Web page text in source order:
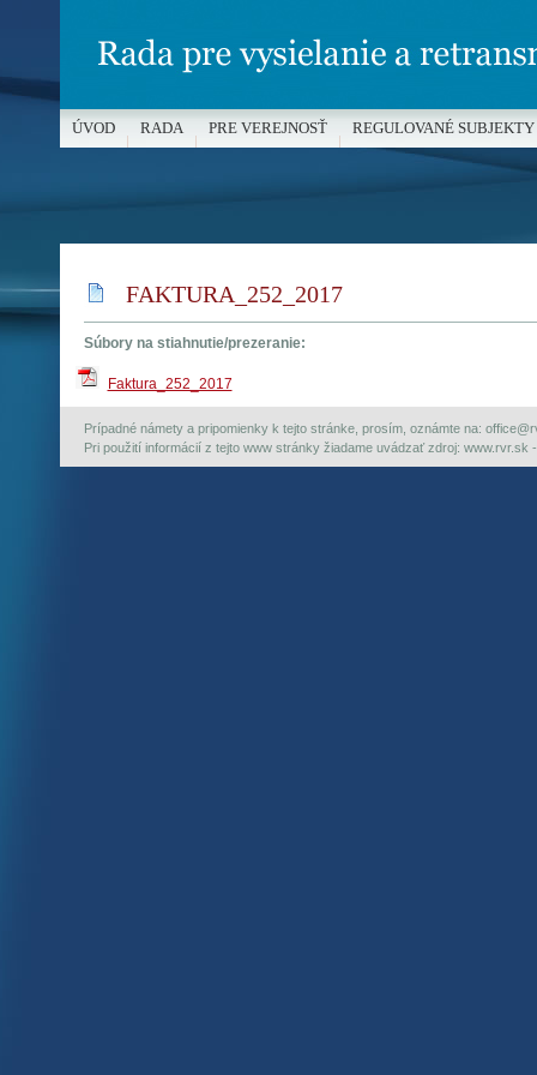
FAKTURA_252_2017
Súbory na stiahnutie/prezeranie:
Faktura_252_2017
Prípadné námety a pripomienky k tejto stránke, prosím, oznámte na:
Pri použití informácií z tejto www stránky žiadame uvádzať zdroj: www.rvr.sk
ÚVOD RADA PRE VEREJNOSŤ REGULOVANÉ SUBJEKTY